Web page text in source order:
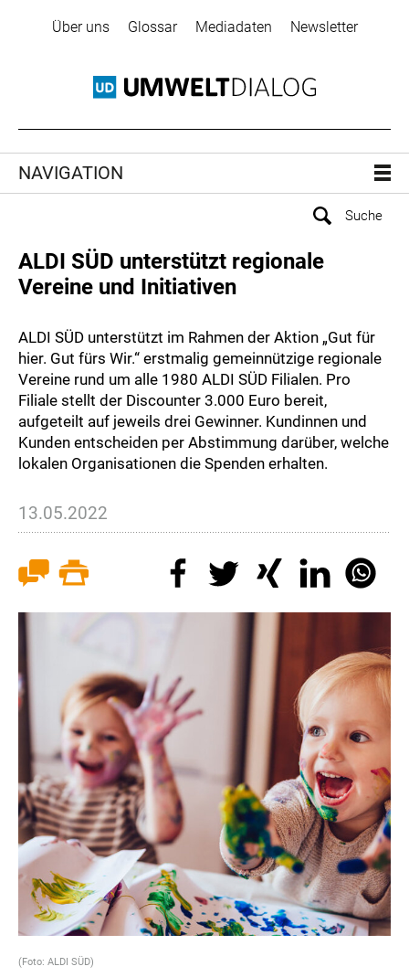
Über uns Glossar Mediadaten Newsletter
NAVIGATION
ALDI SÜD unterstützt regionale
Vereine und Initiativen
ALDI SÜD unterstützt im Rahmen der Aktion „Gut für
hier. Gut fürs Wir.“ erstmalig gemeinnützige regionale
Vereine rund um alle 1980 ALDI SÜD Filialen. Pro
Filiale stellt der Discounter 3.000 Euro bereit,
aufgeteilt auf jeweils drei Gewinner. Kundinnen und
Kunden entscheiden per Abstimmung darüber, welche
lokalen Organisationen die Spenden erhalten.
13.05.2022
(Foto: ALDI SÜD)